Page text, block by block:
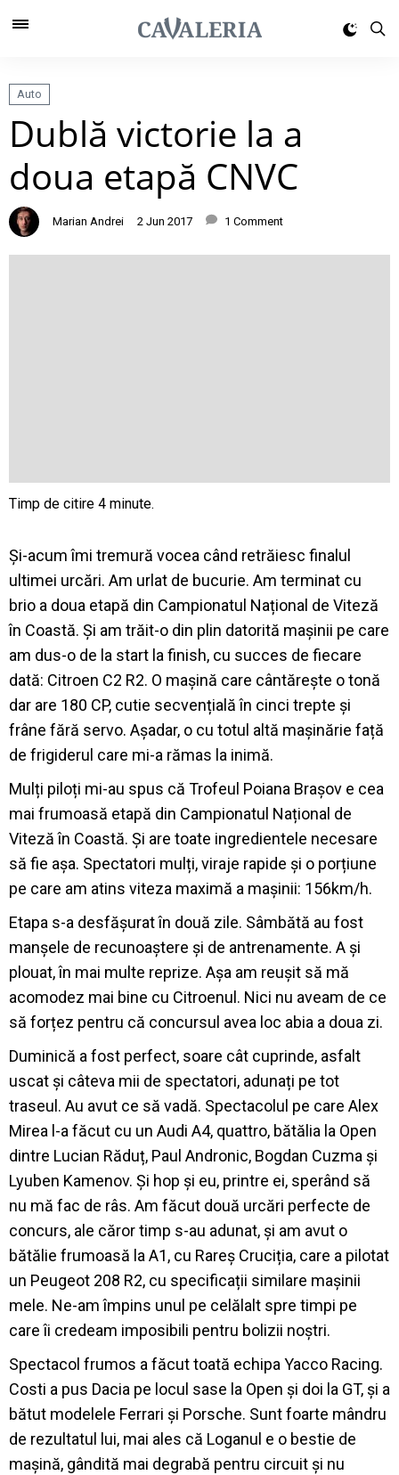
Auto
Dublă victorie la a
doua etapă CNVC
Marian Andrei 2 Jun 2017 1 Comment
Și-acum îmi tremură vocea când retrăiesc finalul
ultimei urcări. Am urlat de bucurie. Am terminat cu
brio a doua etapă din Campionatul Național de Viteză
în Coastă. Și am trăit-o din plin datorită mașinii pe care
am dus-o de la start la finish, cu succes de fiecare
dată: Citroen C2 R2. O mașină care cântărește o tonă
dar are 180 CP, cutie secvențială în cinci trepte și
frâne fără servo. Așadar, o cu totul altă mașinărie față
de frigiderul care mi-a rămas la inimă.
Mulți piloți mi-au spus că Trofeul Poiana Brașov e cea
mai frumoasă etapă din Campionatul Național de
Viteză în Coastă. Și are toate ingredientele necesare
să fie așa. Spectatori mulți, viraje rapide și o porțiune
pe care am atins viteza maximă a mașinii: 156km/h.
Etapa s-a desfășurat în două zile. Sâmbătă au fost
manșele de recunoaștere și de antrenamente. A și
plouat, în mai multe reprize. Așa am reușit să mă
acomodez mai bine cu Citroenul. Nici nu aveam de ce
să forțez pentru că concursul avea loc abia a doua zi.
Duminică a fost perfect, soare cât cuprinde, asfalt
uscat și câteva mii de spectatori, adunați pe tot
traseul. Au avut ce să vadă. Spectacolul pe care Alex
Mirea l-a făcut cu un Audi A4, quattro, bătălia la Open
dintre Lucian Răduț, Paul Andronic, Bogdan Cuzma și
Lyuben Kamenov. Și hop și eu, printre ei, sperând să
nu mă fac de râs. Am făcut două urcări perfecte de
concurs, ale căror timp s-au adunat, și am avut o
bătălie frumoasă la A1, cu Rareș Cruciția, care a pilotat
un Peugeot 208 R2, cu specificații similare mașinii
mele. Ne-am împins unul pe celălalt spre timpi pe
care îi credeam imposibili pentru bolizii noștri.
Spectacol frumos a făcut toată echipa Yacco Racing.
Costi a pus Dacia pe locul sase la Open și doi la GT, și a
bătut modelele Ferrari și Porsche. Sunt foarte mândru
de rezultatul lui, mai ales că Loganul e o bestie de
mașină, gândită mai degrabă pentru circuit și nu